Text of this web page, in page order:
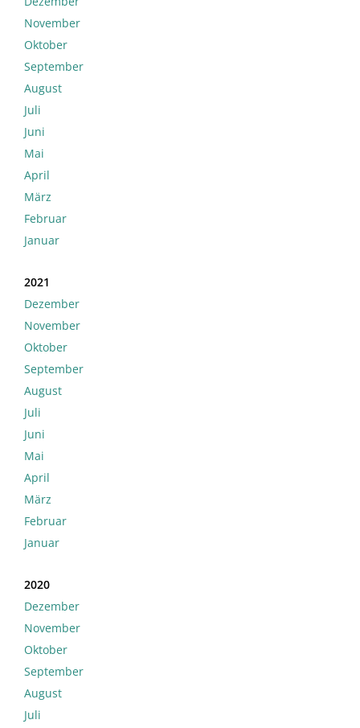
November
Oktober
September
August
Juli
Juni
Mai
April
März
Februar
Januar
2021
Dezember
November
Oktober
September
August
Juli
Juni
Mai
April
März
Februar
Januar
2020
Dezember
November
Oktober
September
August
Juli